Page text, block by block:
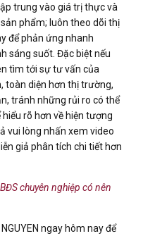
trung vào giá trị thực và
phẩm; luôn theo dõi thị
để phản ứng nhanh
sáng suốt. Đặc biệt nếu
tìm tới sự tư vấn của
toàn diện hơn thị trường,
tránh những rủi ro có thể
rõ hơn về hiện tượng
vui lòng nhấn xem video
giả phân tích chi tiết hơn
chuyên nghiệp có nên
ngay hôm nay để